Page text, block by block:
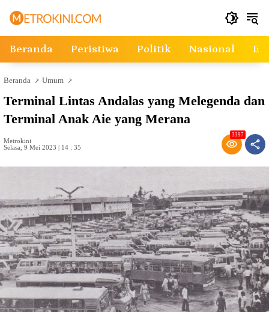
Beranda Peristiwa Politik Nasional
Beranda Umum
Terminal Lintas Andalas yang Melegenda dan
Terminal Anak Aie yang Merana
Metrokini
Selasa, 9 Mei 2023 | 14 : 35
3397